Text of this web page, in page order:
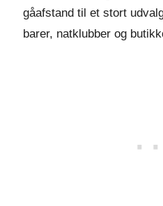
gåafstand til et stort
barer, natklubber og